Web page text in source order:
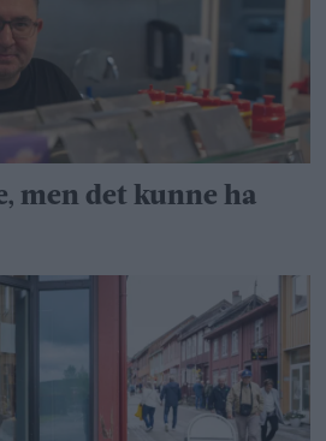
men det kunne ha